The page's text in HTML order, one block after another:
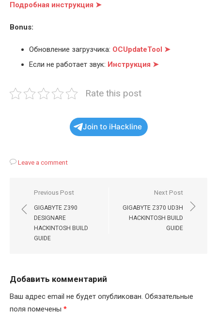
Подробная инструкция ➤
Bonus:
Обновление загрузчика: OCUpdateTool ➤
Если не работает звук: Инструкция ➤
Rate this post
Join to iHackline
Leave a comment
Навигация
по
записям
Previous Post
GIGABYTE Z390
DESIGNARE
HACKINTOSH BUILD
GUIDE
Next Post
GIGABYTE Z370 UD3H
HACKINTOSH BUILD
GUIDE
Добавить комментарий
Ваш адрес email не будет опубликован. Обязательные
поля помечены *